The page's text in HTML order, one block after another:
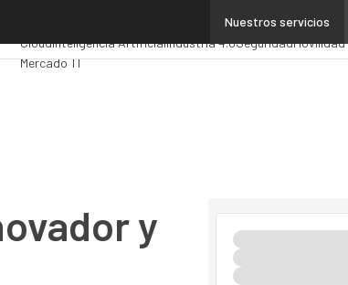
Nuestros servicios
Administración PúblicaMarTech
CloudInteligencia ArtificialIndustria 4.0SeguridadMovilidad
Mercado TI
y